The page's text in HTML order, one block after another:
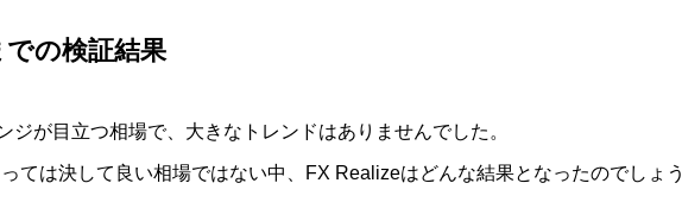
での検証結果
ジが目立つ相場で、大きなトレンドはありませんでした。
ては決して良い相場ではない中、FX Realizeはどんな結果となったのでしょう